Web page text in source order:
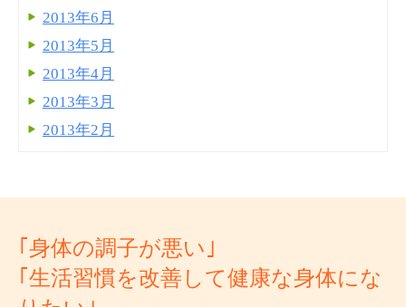
2013年6月
2013年5月
2013年4月
2013年3月
2013年2月
｢身体の調子が悪い｣
｢生活習慣を改善して健康な身体にな